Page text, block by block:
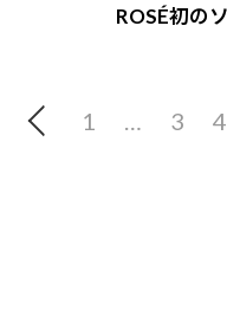
ROSÉ初の
1 3 4